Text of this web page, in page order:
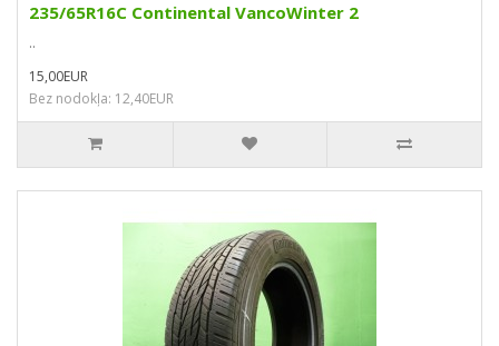
235/65R16C Continental VancoWinter 2
..
15,00EUR
Bez nodokļa: 12,40EUR